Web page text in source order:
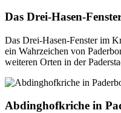
Das Drei-Hasen-
Das Drei-Hasen-Fenster im
ein Wahrzeichen von
weiteren Orten in der
Abdinghofkriche in